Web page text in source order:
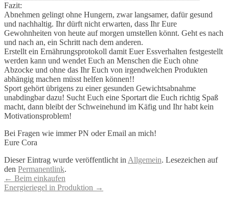
Fazit:
Abnehmen gelingt ohne Hungern, zwar langsamer, dafür gesund
und nachhaltig. Ihr dürft nicht erwarten, dass Ihr Eure
Gewohnheiten von heute auf morgen umstellen könnt. Geht es nach
und nach an, ein Schritt nach dem anderen.
Erstellt ein Ernährungsprotokoll damit Euer Essverhalten festgestellt
werden kann und wendet Euch an Menschen die Euch ohne
Abzocke und ohne das Ihr Euch von irgendwelchen Produkten
abhängig machen müsst helfen können!!
Sport gehört übrigens zu einer gesunden Gewichtsabnahme
unabdingbar dazu! Sucht Euch eine Sportart die Euch richtig Spaß
macht, dann bleibt der Schweinehund im Käfig und Ihr habt kein
Motivationsproblem!
Bei Fragen wie immer PN oder Email an mich!
Eure Cora
Dieser Eintrag wurde veröffentlicht in Allgemein. Lesezeichen auf
den Permanentlink.
Artikel-
Navigation
← Beim einkaufen
Energieriegel in Produktion →